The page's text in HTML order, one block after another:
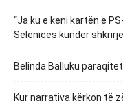
“Ja ku e keni kartën e
Selenicës kundër
Belinda Balluku paraqitet
Kur narrativa kërkon të